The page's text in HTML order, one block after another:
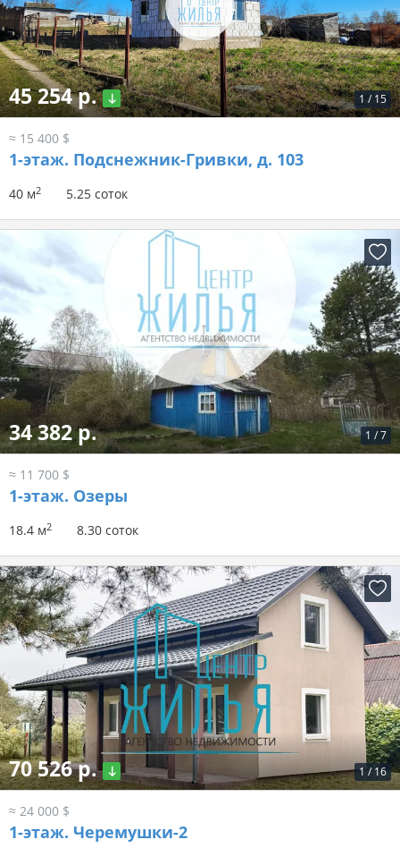
1 / 15
45 254 р.
≈ 15 400 $
1-этаж. Подснежник-Гривки, д. 103
40 м2 5.25 соток
1 /7
34 382 р.
≈ 11 700 $
1-этаж. Озеры
18.4 м2 8.30 соток
1 / 16
70 526 р.
≈ 24 000 $
1-этаж. Черемушки-2